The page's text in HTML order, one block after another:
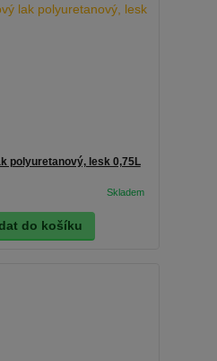
polyuretanový, lesk 0,75L
do košíku